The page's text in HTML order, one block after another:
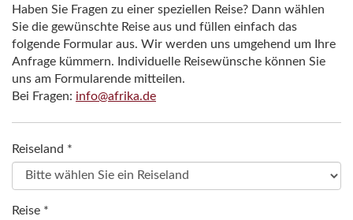
Haben Sie Fragen zu einer speziellen Reise? Dann wählen
Sie die gewünschte Reise aus und füllen einfach das
folgende Formular aus. Wir werden uns umgehend um Ihre
Anfrage kümmern. Individuelle Reisewünsche können Sie
uns am Formularende mitteilen.
Bei Fragen: info@afrika.de
Reiseland *
Reise *